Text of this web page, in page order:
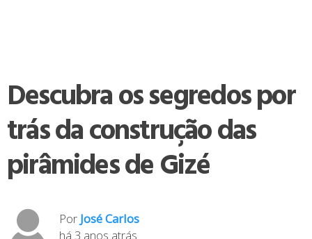
Descubra os segredos por
trás da construção das
pirâmides de Gizé
Por José Carlos
há 3 anos atrás